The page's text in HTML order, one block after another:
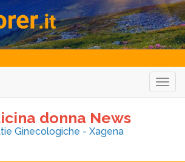
donna News
Ginecologiche - Xagena